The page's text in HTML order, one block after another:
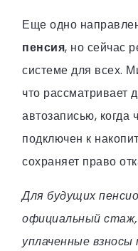
Еще одно
пенсия, но сейчас
системе для всех.
что рассматривает
автозаписью, когда
подключен к
сохраняет право
Для будущих
официальный
уплаченные